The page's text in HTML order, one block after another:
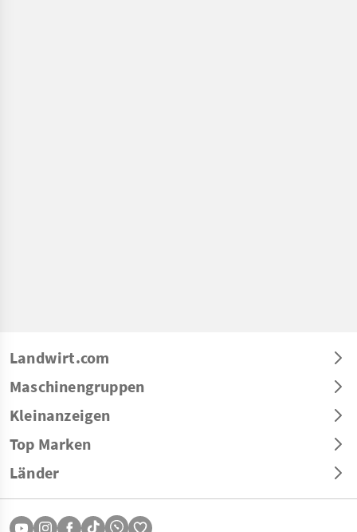
Landwirt.com
Maschinengruppen
Kleinanzeigen
Top Marken
Länder